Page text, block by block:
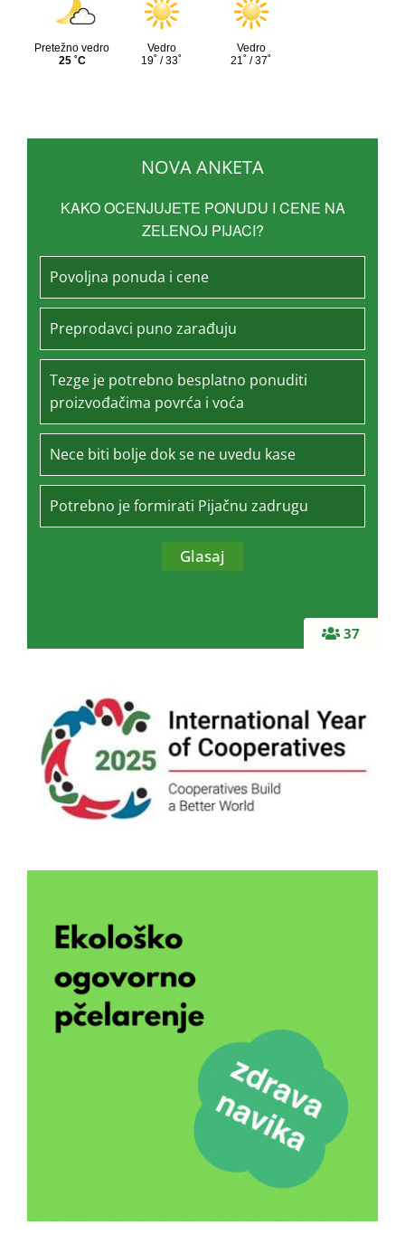
37
NOVA ANKETA
KAKO OCENJUJETE PONUDU I CENE NA
ZELENOJ PIJACI?
Povoljna ponuda i cene
Preprodavci puno zarađuju
Tezge je potrebno besplatno ponuditi
proizvođačima povrća i voća
Nece biti bolje dok se ne uvedu kase
Potrebno je formirati Pijačnu zadrugu